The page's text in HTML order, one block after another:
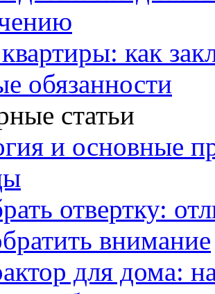
как
обязанности
статьи
и основные
отвертку:
внимание
для дома: